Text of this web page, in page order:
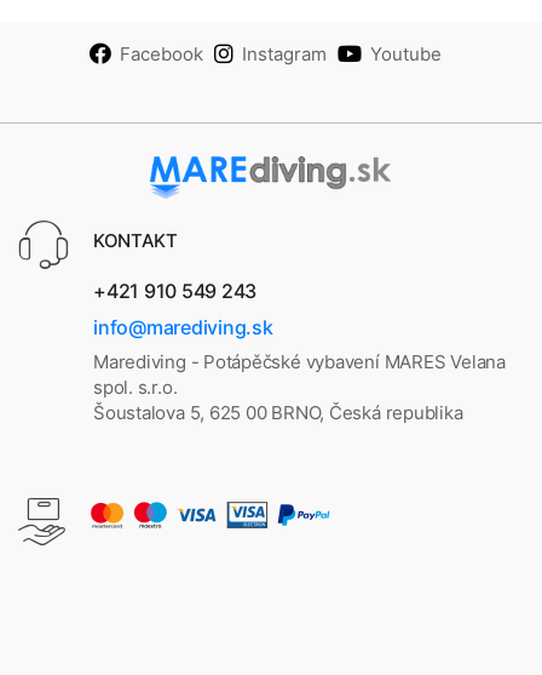
Facebook Instagram Youtube
KONTAKT
+421 910 549 243
info@marediving.sk
Marediving - Potápěčské vybavení MARES Velana
spol. s.r.o.
Šoustalova 5, 625 00 BRNO, Česká republika